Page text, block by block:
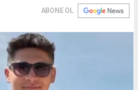
ABONE OL